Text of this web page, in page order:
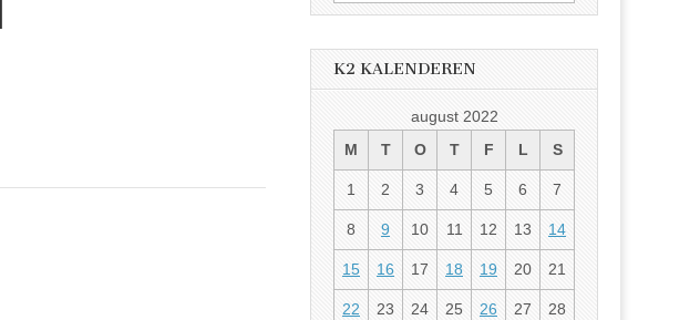
K2 KALENDEREN
august 2022
M
T O T F L S
1 2 3 4 5 6 7
8 9 10 11 12 13 14
15 16 17 18 19 20 21
22 23 24 25 26 27 28